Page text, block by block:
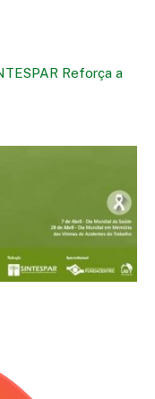
Reforça a